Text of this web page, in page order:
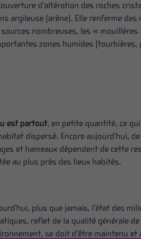
régional est
UNE IDENTITÉ
Le Morvan, même si
d’altération des roches
argileuse (arène). Elle renferme
sources nombreuses, les «
zones humides
est partout, en petite quantité, ce
dispersé. Encore aujourd’hui,
et hameaux dépendent de cette
au plus près des lieux habités.
plus que jamais, l’état des
reflet de la qualité générale
se doit d’être maintenu et